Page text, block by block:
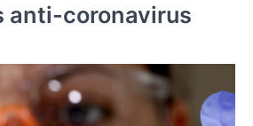
anti-coronavirus